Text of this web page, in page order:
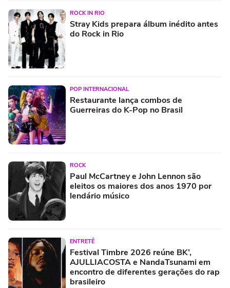
ROCK IN RIO
Stray Kids prepara álbum inédito antes
do Rock in Rio
POP INTERNACIONAL
Restaurante lança combos de
Guerreiras do K-Pop no Brasil
ROCK
Paul McCartney e John Lennon são
eleitos os maiores dos anos 1970 por
lendário músico
ENTRETÊ
Festival Timbre 2026 reúne BK’,
AJULLIACOSTA e NandaTsunami em
encontro de diferentes gerações do rap
brasileiro